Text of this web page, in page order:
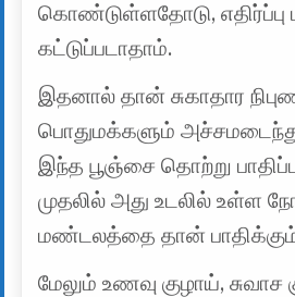
கொண்டுள்ளதோடு, எதிர்ப்பு
கட்டுப்படாதாம்.
இதனால் தான் சுகாதார
பொதுமக்களும்
இந்த பூஞ்சை தொற்று
முதலில் அது உடலில் உள்ள
மண்டலத்தை தான்
மேலும் உணவு குழாய்,